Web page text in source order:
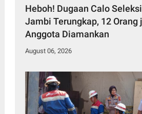
Heboh! Dugaan Calo
Jambi Terungkap, 12 Orang
Anggota Diamankan
August 06, 2026